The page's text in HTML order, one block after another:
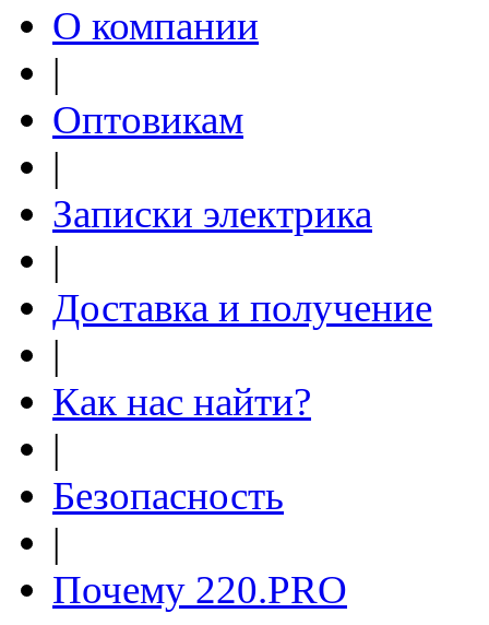
О компании
|
Оптовикам
|
Записки электрика
|
Доставка и получение
|
Как нас найти?
|
Безопасность
|
Почему 220.PRO